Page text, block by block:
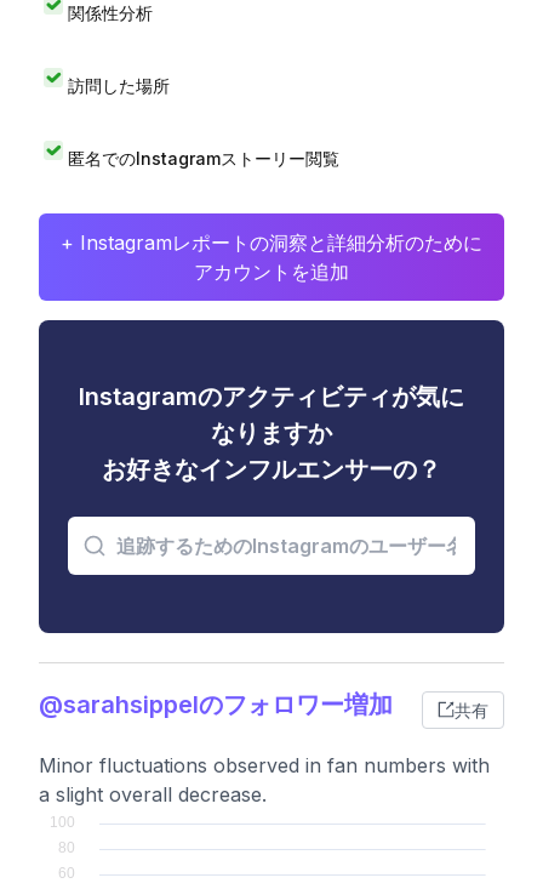
関係性分析
訪問した場所
匿名でのInstagramストーリー閲覧
+ Instagramレポートの洞察と詳細分析のために
アカウントを追加
Instagramのアクティビティが気に
なりますか
お好きなインフルエンサーの？
@sarahsippelのフォロワー増加 共有
Minor fluctuations observed in fan numbers with
a slight overall decrease.